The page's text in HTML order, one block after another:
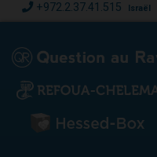
+972.2.37.41.515 Israël